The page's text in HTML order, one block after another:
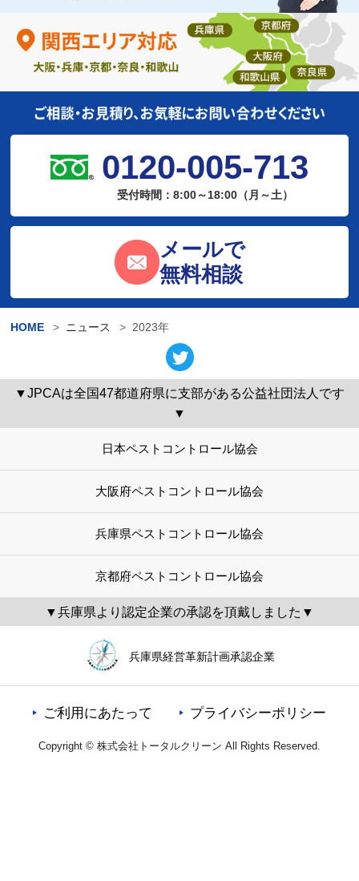
0120-005-713
受付時間：8:00～18:00（月～土）
メールで
無料相談
HOME ニュース 2023年
▼JPCAは全国47都道府県に支部がある公益社団法人です
▼
日本ペストコントロール協会
大阪府ペストコントロール協会
兵庫県ペストコントロール協会
京都府ペストコントロール協会
▼兵庫県より認定企業の承認を頂戴しました▼
兵庫県経営革新計画承認企業
ご利用にあたって プライバシーポリシー
Copyright © 株式会社トータルクリーン All Rights Reserved.